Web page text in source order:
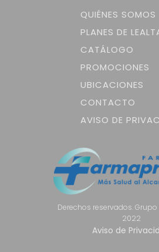
QUIÉNES SOMOS
PLANES DE
CATÁLOGO
PROMOCIONES
UBICACIONES
CONTACTO
AVISO DE
Derechos reservados.
2022
Aviso de